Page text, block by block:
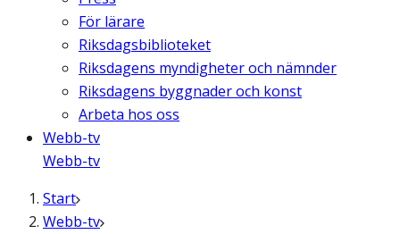
För lärare
Riksdagsbiblioteket
Riksdagens myndigheter och nämnder
Riksdagens byggnader och konst
Arbeta hos oss
Webb-tv
Webb-tv
Start
Webb-tv